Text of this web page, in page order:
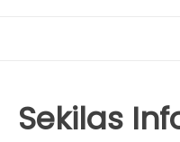
Sekilas